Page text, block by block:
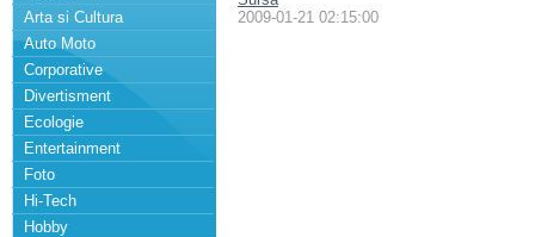
Arta si Cultura
Auto Moto
Corporative
Divertisment
Ecologie
Entertainment
Foto
Hi-Tech
Hobby
2009-01-21 02:15:00